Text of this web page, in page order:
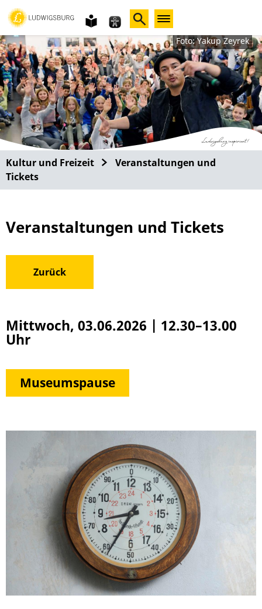
Gebärdensprache
leichte
Sprache Foto: Yakup Zeyrek
Kultur und Freizeit
Veranstaltungen und
Tickets
Veranstaltungen und Tickets
Zurück
Mittwoch, 03.06.2026 | 12.30–13.00
Uhr
Museumspause